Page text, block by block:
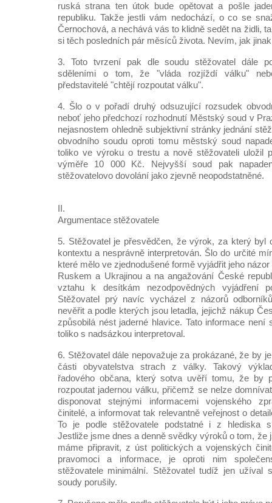
ruská strana ten útok bude opětovat a pošle
republiku. Takže jestli vám nedochází, o co se
Černochová, a nechává vás to klidně sedět na židli,
si těch posledních pár měsíců života. Nevím, jak
3. Toto tvrzení pak dle soudu stěžovatel dále
sděleními o tom, že "vláda rozjíždí válku"
představitelé "chtějí rozpoutat válku".
4. Šlo o v pořadí druhý odsuzující rozsudek
neboť jeho předchozí rozhodnutí Městský soud v
nejasnostem ohledně subjektivní stránky jednání
obvodního soudu oproti tomu městský soud
toliko ve výroku o trestu a nově stěžovateli uložil
výměře 10 000 Kč. Nejvyšší soud pak
stěžovatelovo dovolání jako zjevně neopodstatněné.
II.
Argumentace stěžovatele
5. Stěžovatel je přesvědčen, že výrok, za který byl
kontextu a nesprávně interpretován. Šlo do určité
které mělo ve zjednodušené formě vyjádřit jeho
Ruskem a Ukrajinou a na angažování České
vztahu k desítkám nezodpovědných vyjádření
Stěžovatel prý navíc vycházel z názorů
nevěřit a podle kterých jsou letadla, jejichž nákup
způsobilá nést jaderné hlavice. Tato informace není
toliko s nadsázkou interpretoval.
6. Stěžovatel dále nepovažuje za prokázané, že by
části obyvatelstva strach z války. Takový
řadového občana, který sotva uvěří tomu, že by
rozpoutat jadernou válku, přičemž se nelze
disponovat stejnými informacemi vojenského
činitelé, a informovat tak relevantně veřejnost o
To je podle stěžovatele podstatné i z hlediska
Jestliže jsme dnes a denně svědky výroků o tom, že
máme připravit, z úst politických a vojenských
pravomoci a informace, je oproti nim
stěžovatele minimální. Stěžovatel tudíž jen užíval
soudy porušily.